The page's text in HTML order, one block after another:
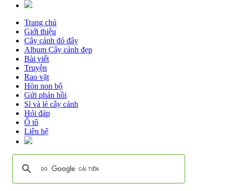
Trang chủ
Giới thiệu
Cây cảnh đó đây
Album Cây cảnh đẹp
Bài viết
Truyện
Rao vặt
Hòn non bộ
Gửi phản hồi
Sỉ và lẻ cây cảnh
Hỏi đáp
Ô tô
Liên hệ